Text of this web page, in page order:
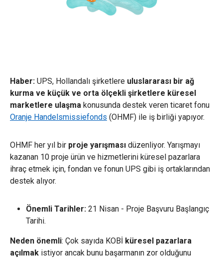
Haber: UPS, Hollandalı şirketlere uluslararası bir ağ
kurma ve küçük ve orta ölçekli şirketlere küresel
marketlere ulaşma konusunda destek veren ticaret fonu
Oranje Handelsmissiefonds (OHMF) ile iş birliği yapıyor.
OHMF her yıl bir proje yarışması düzenliyor. Yarışmayı
kazanan 10 proje ürün ve hizmetlerini küresel pazarlara
ihraç etmek için, fondan ve fonun UPS gibi iş ortaklarından
destek alıyor.
Önemli Tarihler: 21 Nisan - Proje Başvuru Başlangıç
Tarihi.
Neden önemli: Çok sayıda KOBİ küresel pazarlara
açılmak istiyor ancak bunu başarmanın zor olduğunu